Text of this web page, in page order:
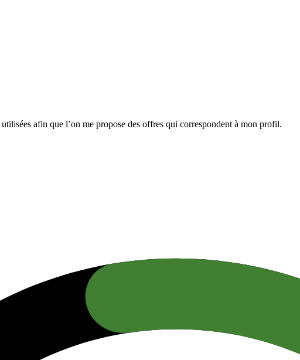
afin que l’on me propose des offres qui correspondent à mon profil.